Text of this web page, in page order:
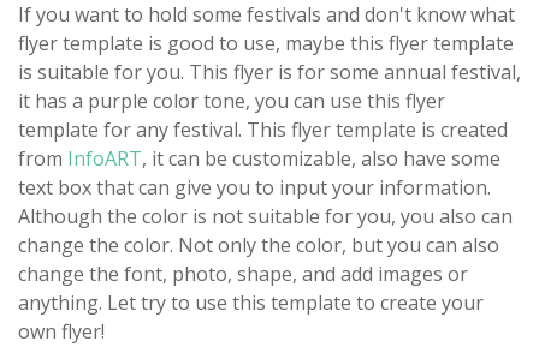
If you want to hold some festivals and don't know what
flyer template is good to use, maybe this flyer template
is suitable for you. This flyer is for some annual festival,
it has a purple color tone, you can use this flyer
template for any festival. This flyer template is created
from InfoART, it can be customizable, also have some
text box that can give you to input your information.
Although the color is not suitable for you, you also can
change the color. Not only the color, but you can also
change the font, photo, shape, and add images or
anything. Let try to use this template to create your
own flyer!